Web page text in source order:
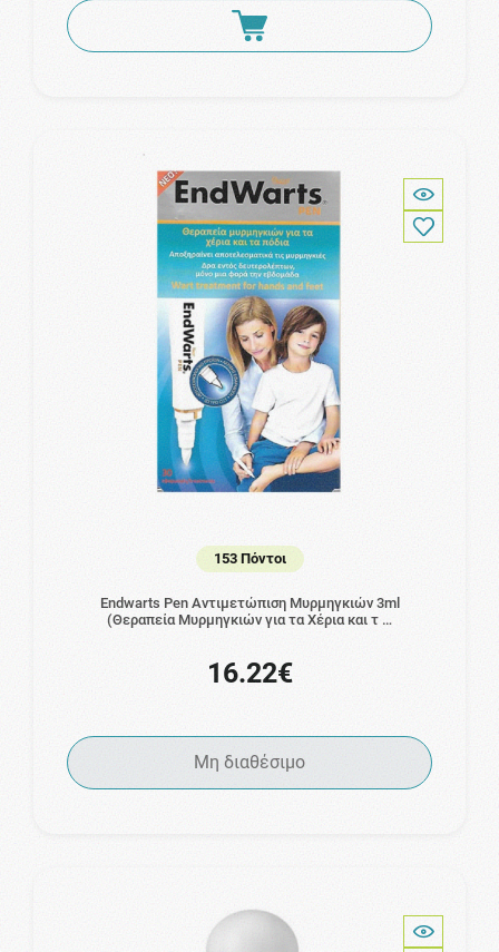
153 Πόντοι
Endwarts Pen Αντιμετώπιση Μυρμηγκιών 3ml
(Θεραπεία Μυρμηγκιών για τα Χέρια και τ …
16.22€
Μη διαθέσιμο